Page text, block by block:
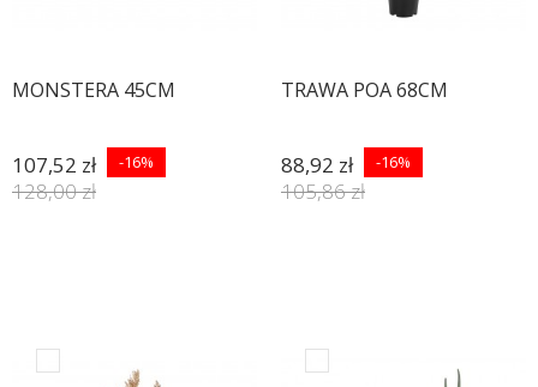
MONSTERA 45CM
107,52 zł -16%
128,00 zł
TRAWA POA 68CM
88,92 zł -16%
105,86 zł